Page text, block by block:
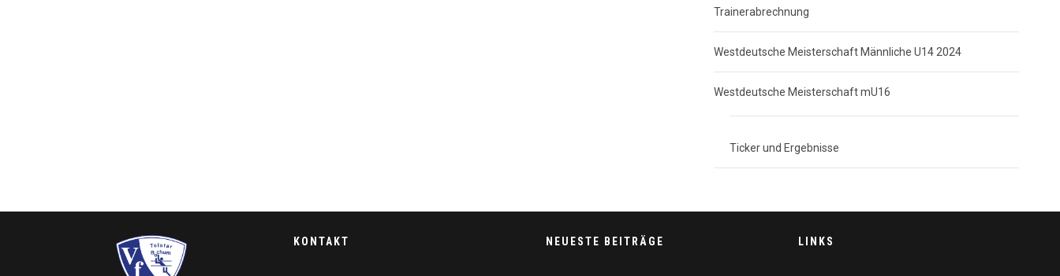
Trainerabrechnung
Westdeutsche Meisterschaft Männliche U14 2024
Westdeutsche Meisterschaft mU16
Ticker und Ergebnisse
KONTAKT NEUESTE BEITRÄGE LINKS